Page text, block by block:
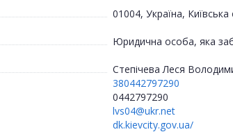
01004, Україна,
Юридична особа, яка
Степічева Леся
380442797290
0442797290
lvs04@ukr.net
dk.kievcity.gov.ua/